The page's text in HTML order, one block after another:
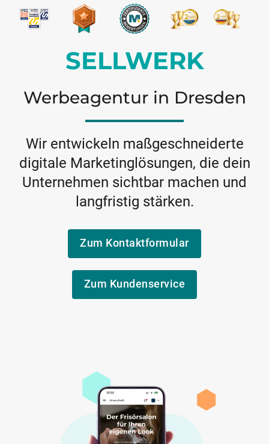
SELLWERK
Werbeagentur in Dresden
Wir entwickeln maßgeschneiderte
digitale Marketinglösungen, die dein
Unternehmen sichtbar machen und
langfristig stärken.
Zum Kontaktformular
Zum Kundenservice